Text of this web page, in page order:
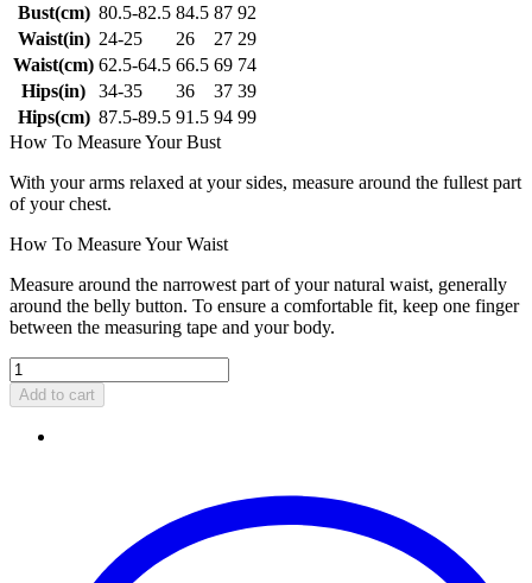
Bust(cm) 80.5-82.5 84.5 87 92
Waist(in) 24-25 26 27 29
Waist(cm) 62.5-64.5 66.5 69 74
Hips(in)
34-35 36 37 39
Hips(cm) 87.5-89.5 91.5 94 99
How To Measure Your Bust
With your arms relaxed at your sides, measure around the fullest part
of your chest.
How To Measure Your Waist
Measure around the narrowest part of your natural waist, generally
around the belly button. To ensure a comfortable fit, keep one finger
between the measuring tape and your body.
Add to cart